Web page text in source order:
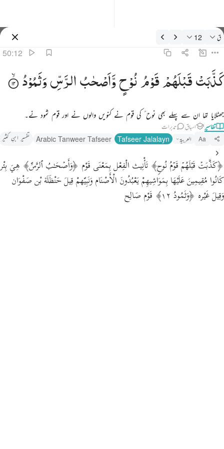
تفسیر: ق 50:12
ق 12
50:12
كذبت قبلهم قوم نوح واصحاب الرس وثمود ١٢
كَذَّبَتْ قَبْلَهُمْ قَوْمُ نُوحٍۢ وَأَصْحَـٰبُ ٱلرَّسِّ وَثَمُودُ ١٢
كَذَّبَتْقَبْلَهُمْقَوْمُنُوْحٍوَّاَصْحٰبُالرَّسِّوَثَمُوْدُ
جھٹلایا تھا ان سے پہلے بھی نوح ؑ کی قوم نے کنویں والوں نے اور قوم ثمود نے۔
تفاسیر اسباق تدبرات
Aa العربية Tafseer Jalalayn
Arabic Tanweer Tafseer تفسیر ابنِ کثیر
﴿كَذَّبَتۡ قَبۡلَهُمۡ قَوۡمُ نُوحࣲ﴾ تَأْنِيث الْفِعْل بِمَعْنَى قَوْم ﴿وَأَصۡحَـٰبُ ٱلرَّسِّ﴾ هِيَ بِئْر
كَانُوا مُقِيمِينَ عَلَيْهَا بِمَوَاشِيهِمْ يَعْبُدُونَ الْأَصْنَام وَنَبِيّهمْ قِيلَ حَنْظَلَة بْن صَفْوَان
وَقِيلَ غَيْره ﴿وَثَمُودُ ١٢﴾ قَوْم صَالِح